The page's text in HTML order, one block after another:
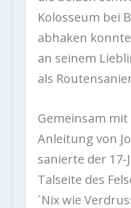
Kolosseum bei
abhaken
an seinem
als
Gemeinsam
Anleitung von
sanierte der 17-
Talseite des
´Nix wie